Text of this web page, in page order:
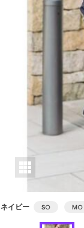
ネイビー S○ M○